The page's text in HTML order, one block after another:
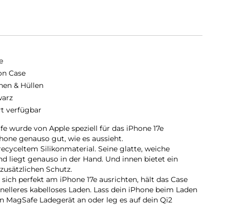
Case
& Hüllen
verfügbar
wurde von Apple speziell für das iPhone 17e
genauso gut, wie es aussieht.
Silikon­material. Seine glatte, weiche
liegt genauso in der Hand. Und innen bietet ein
Schutz.
perfekt am iPhone 17e ausrichten, hält das Case
kabelloses Laden. Lass dein iPhone beim Laden
MagSafe Ladegerät an oder leg es auf dein Qi2